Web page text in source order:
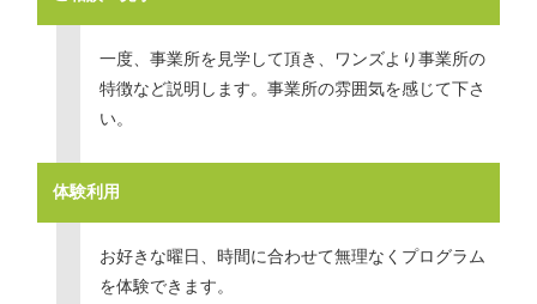
一度、事業所を見学して頂き、ワンズより事業所の
特徴など説明します。事業所の雰囲気を感じて下さ
い。
体験利用
お好きな曜日、時間に合わせて無理なくプログラム
を体験できます。